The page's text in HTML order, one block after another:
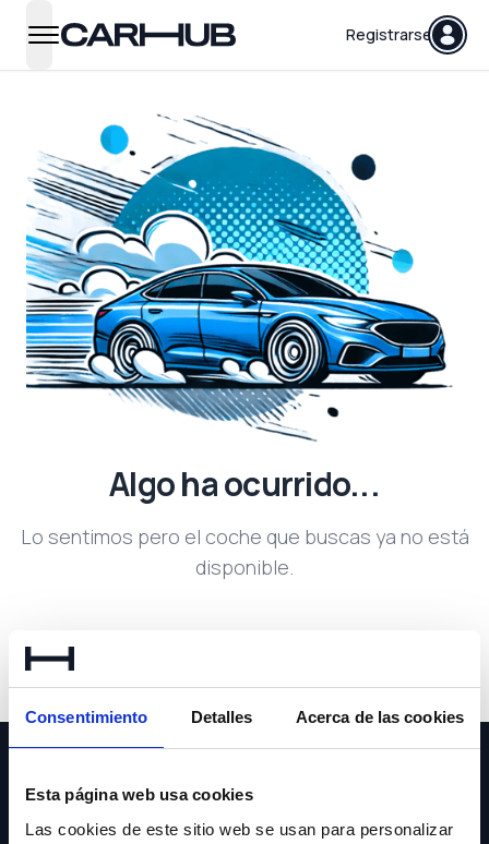
Consentimiento Detalles Acerca de las cookies
Esta página web usa cookies
Las cookies de este sitio web se usan para personalizar
open navigation menu
Carhub Registrarse
Algo ha ocurrido...
Lo sentimos pero el coche que buscas ya no está
disponible.